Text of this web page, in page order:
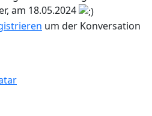
am 18.05.2024
um der Konversation